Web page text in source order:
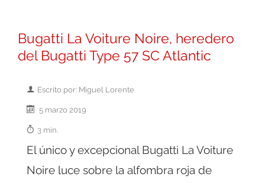
Bugatti La Voiture Noire, heredero
del Bugatti Type 57 SC Atlantic
Escrito por: Miguel Lorente
5 marzo 2019
3 min.
El único y excepcional Bugatti La Voiture
Noire luce sobre la alfombra roja de